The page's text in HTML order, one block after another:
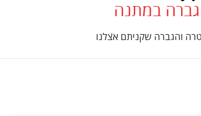
במתנה
והגברה שקניתם אצלנו